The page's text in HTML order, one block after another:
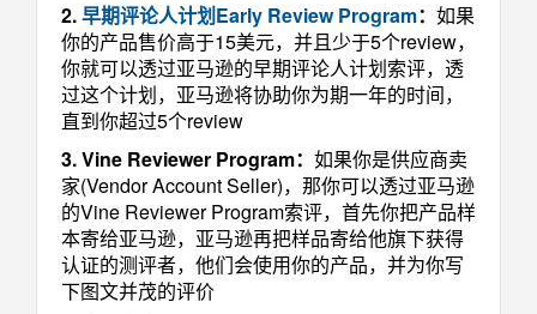
2.早期评论人计划Early Review Program： 如果
你的产品售价高于15美元，并且少于5个review，
你就可以透过亚马逊的早期评论人计划索评，透
过这个计划，亚马逊将协助你为期一年的时间，
直到你超过5个review
3. Vine Reviewer Program： 如果你是供应商卖
家(Vendor Account Seller)，那你可以透过亚马逊
的Vine Reviewer Program索评，首先你把产品样
本寄给亚马逊，亚马逊再把样品寄给他旗下获得
认证的测评者，他们会使用你的产品，并为你写
下图文并茂的评价